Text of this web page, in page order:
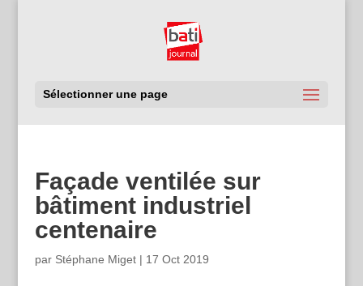
Sélectionner une page
Façade ventilée sur
bâtiment industriel
centenaire
par Stéphane Miget| 17 Oct 2019